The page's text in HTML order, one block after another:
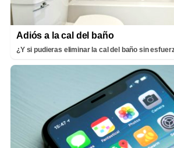
Adiós a la cal del baño
¿Y si pudieras eliminar la cal del baño sin